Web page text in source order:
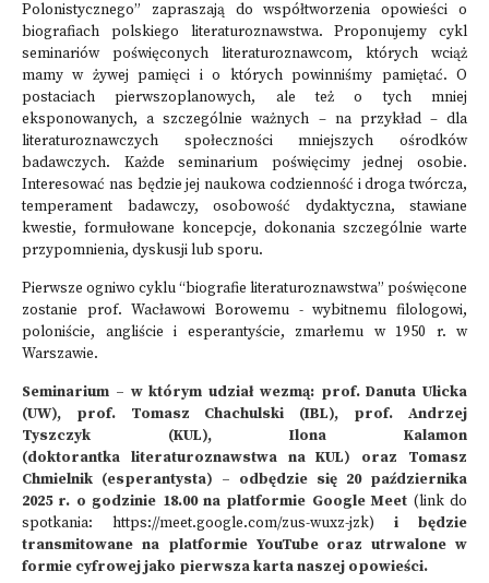
Polonistycznego” zapraszają do współtworzenia opowieści o
biografiach polskiego literaturoznawstwa. Proponujemy cykl
seminariów poświęconych literaturoznawcom, których wciąż
mamy w żywej pamięci i o których powinniśmy pamiętać. O
postaciach pierwszoplanowych, ale też o tych mniej
eksponowanych, a szczególnie ważnych – na przykład – dla
literaturoznawczych społeczności mniejszych ośrodków
badawczych. Każde seminarium poświęcimy jednej osobie.
Interesować nas będzie jej naukowa codzienność i droga twórcza,
temperament badawczy, osobowość dydaktyczna, stawiane
kwestie, formułowane koncepcje, dokonania szczególnie warte
przypomnienia, dyskusji lub sporu.
Pierwsze ogniwo cyklu “biografie literaturoznawstwa” poświęcone
zostanie prof. Wacławowi Borowemu - wybitnemu filologowi,
poloniście, angliście i esperantyście, zmarłemu w 1950 r. w
Warszawie.
Seminarium – w którym udział wezmą: prof. Danuta Ulicka
(UW), prof. Tomasz Chachulski (IBL), prof. Andrzej
Tyszczyk (KUL), Ilona Kalamon
(doktorantka literaturoznawstwa na KUL) oraz Tomasz
Chmielnik (esperantysta) – odbędzie się 20 października
2025 r. o godzinie 18.00 na platformie Google Meet (link do
spotkania: https://meet.google.com/zus-wuxz-jzk) i będzie
transmitowane na platformie YouTube oraz utrwalone w
formie cyfrowej jako pierwsza karta naszej opowieści.